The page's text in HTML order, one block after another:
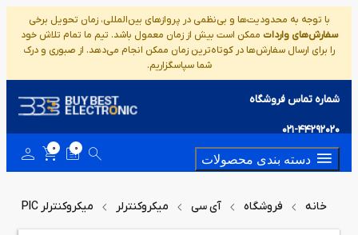
با توجه به محدودیت‌ها و بی‌نظمی در پروازهای بین‌المللی، زمان تحویل برخی
سفارش‌های واردات ممکن است بیش از زمان معمول باشد. تیم ما تمام تلاش خود
را برای ارسال سفارش‌ها در کوتاه‌ترین زمان ممکن انجام می‌دهد. از صبوری و درک
شما سپاسگزاریم.
شماره تماس فروشگاه
021-44292020
دسته بندی محصولات
0
0
خانه فروشگاه آی سی میکروکنترلر میکروکنترلر PIC